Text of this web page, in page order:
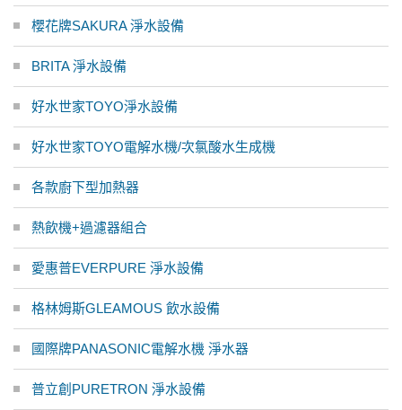
櫻花牌SAKURA 淨水設備
BRITA 淨水設備
好水世家TOYO淨水設備
好水世家TOYO電解水機/次氯酸水生成機
各款廚下型加熱器
熱飲機+過濾器組合
愛惠普EVERPURE 淨水設備
格林姆斯GLEAMOUS 飲水設備
國際牌PANASONIC電解水機 淨水器
普立創PURETRON 淨水設備